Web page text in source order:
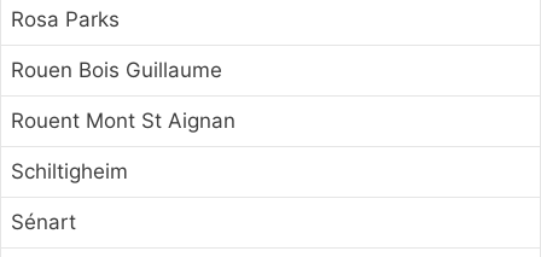
Rosa Parks
Rouen Bois Guillaume
Rouent Mont St Aignan
Schiltigheim
Sénart